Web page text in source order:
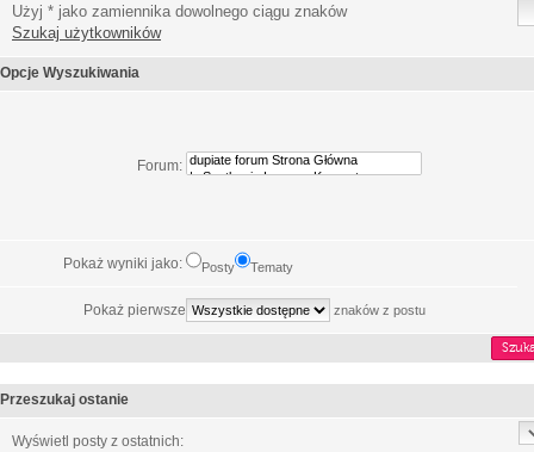
Użyj * jako zamiennika dowolnego ciągu znaków
Szukaj użytkowników
Opcje Wyszukiwania
Forum:
Pokaż wyniki jako: Posty Tematy
Pokaż pierwsze znaków z postu
Przeszukaj ostanie
Wyświetl posty z ostatnich: